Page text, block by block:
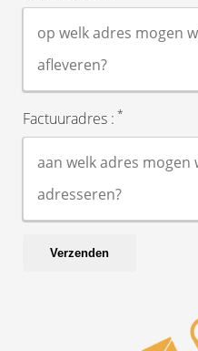
Factuuradres : *
Verzenden